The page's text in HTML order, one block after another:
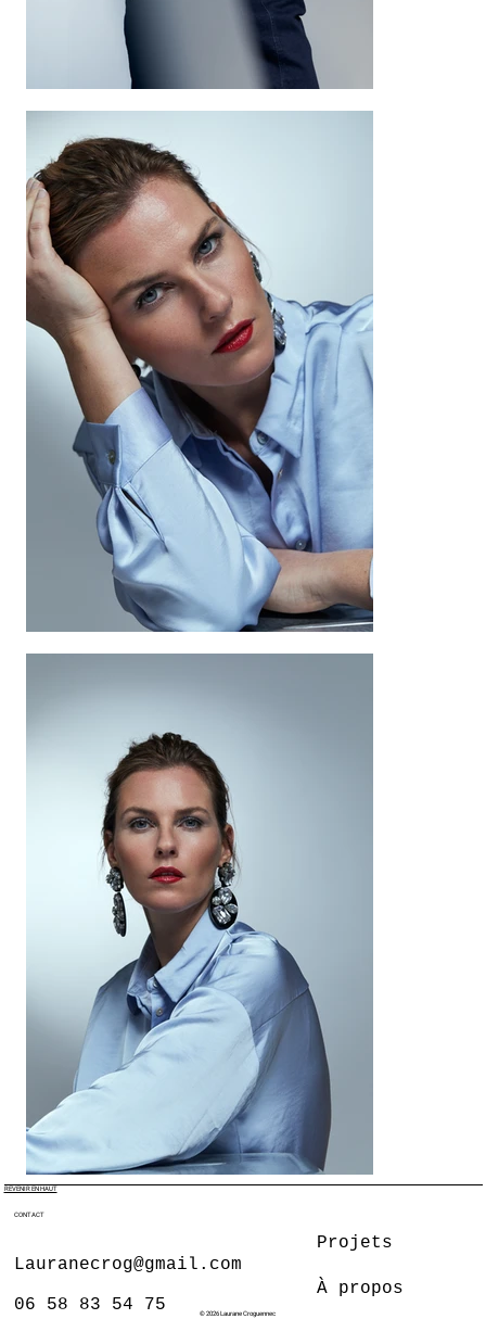
REVENIR EN HAUT
CONTACT
Lauranecrog@gmail.com
06 58 83 54 75 © 2026 Laurane Croguennec
Projets
À propos